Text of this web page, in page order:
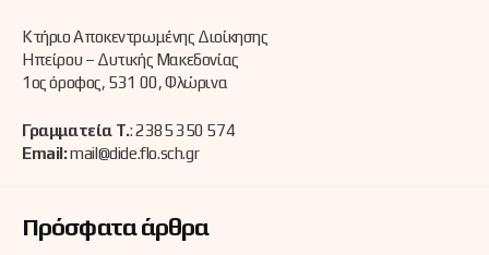
Κτήριο Αποκεντρωμένης Διοίκησης
Ηπείρου – Δυτικής Μακεδονίας
1ος όροφος, 531 00, Φλώρινα
Γραμματεία Τ.: 2385 350 574
Email:mail@dide.flo.sch.gr
Πρόσφατα άρθρα